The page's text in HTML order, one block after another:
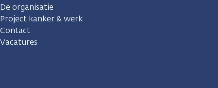
De organisatie
Project kanker & werk
Contact
Vacatures